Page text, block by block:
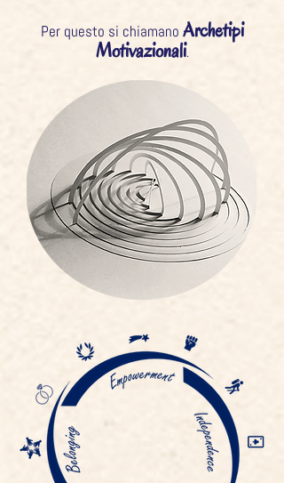
Per questo si chiamano Archetipi
Motivazionali.